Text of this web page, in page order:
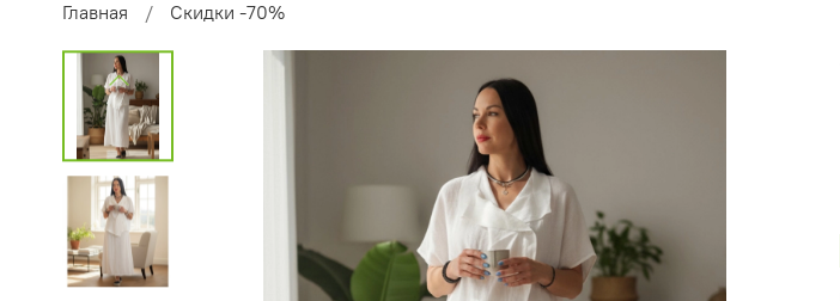
Главная Скидки -70%